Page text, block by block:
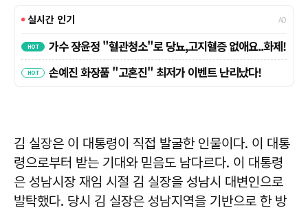
김 실장은 이 대통령이 직접 발굴한 인물이다. 이 대통
령으로부터 받는 기대와 믿음도 남다르다. 이 대통령
은 성남시장 재임 시절 김 실장을 성남시 대변인으로
발탁했다. 당시 김 실장은 성남지역을 기반으로 한 방